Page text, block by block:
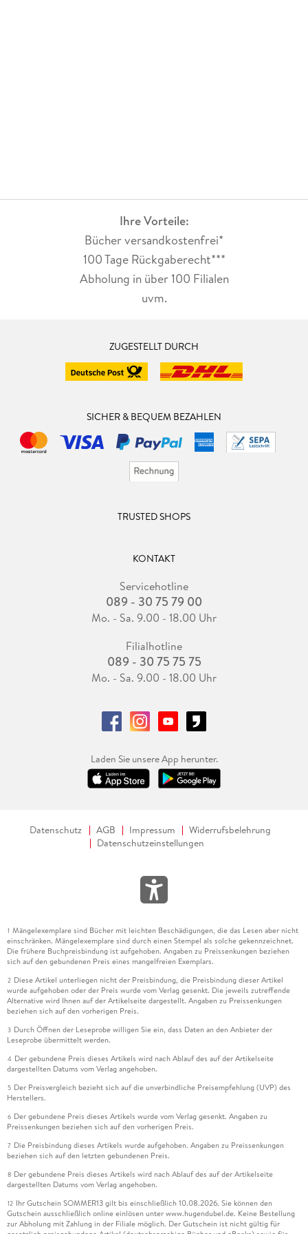
Ihre Vorteile:
Bücher versandkostenfrei*
100 Tage Rückgaberecht***
Abholung in über 100 Filialen
uvm.
ZUGESTELLT DURCH
SICHER & BEQUEM BEZAHLEN
TRUSTED SHOPS
KONTAKT
Servicehotline
089 - 30 75 79 00
Mo. - Sa. 9.00 - 18.00 Uhr
Filialhotline
089 - 30 75 75 75
Mo. - Sa. 9.00 - 18.00 Uhr
Laden Sie unsere App herunter.
Datenschutz AGB Impressum
Widerrufsbelehrung
Datenschutzeinstellungen
1 Mängelexemplare sind Bücher mit leichten Beschädigungen, die das Lesen aber nicht
einschränken. Mängelexemplare sind durch einen Stempel als solche gekennzeichnet.
Die frühere Buchpreisbindung ist aufgehoben. Angaben zu Preissenkungen beziehen
sich auf den gebundenen Preis eines mangelfreien Exemplars.
2 Diese Artikel unterliegen nicht der Preisbindung, die Preisbindung dieser Artikel
wurde aufgehoben oder der Preis wurde vom Verlag gesenkt. Die jeweils zutreffende
Alternative wird Ihnen auf der Artikelseite dargestellt. Angaben zu Preissenkungen
beziehen sich auf den vorherigen Preis.
3 Durch Öffnen der Leseprobe willigen Sie ein, dass Daten an den Anbieter der
Leseprobe übermittelt werden.
4 Der gebundene Preis dieses Artikels wird nach Ablauf des auf der Artikelseite
dargestellten Datums vom Verlag angehoben.
5 Der Preisvergleich bezieht sich auf die unverbindliche Preisempfehlung (UVP) des
Herstellers.
6 Der gebundene Preis dieses Artikels wurde vom Verlag gesenkt. Angaben zu
Preissenkungen beziehen sich auf den vorherigen Preis.
7 Die Preisbindung dieses Artikels wurde aufgehoben. Angaben zu Preissenkungen
beziehen sich auf den letzten gebundenen Preis.
8 Der gebundene Preis dieses Artikels wird nach Ablauf des auf der Artikelseite
dargestellten Datums vom Verlag angehoben.
12 Ihr Gutschein SOMMER13 gilt bis einschließlich 10.08.2026. Sie können den
Gutschein ausschließlich online einlösen unter www.hugendubel.de. Keine Bestellung
zur Abholung mit Zahlung in der Filiale möglich. Der Gutschein ist nicht gültig für